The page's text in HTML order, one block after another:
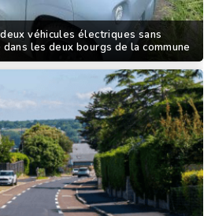
véhicules électriques sans
les deux bourgs de la commune